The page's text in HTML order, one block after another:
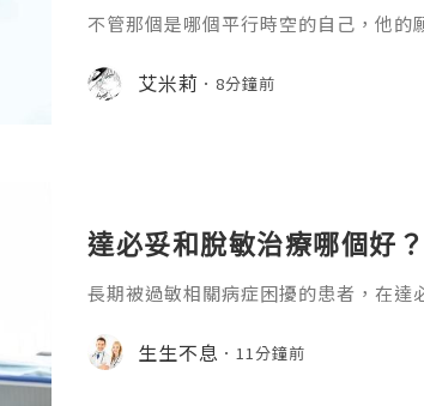
不管那個是哪個平行時空的自己，他的
艾米莉 8分鐘前
達必妥和脫敏治療哪個好
長期被過敏相關病症困擾的患者，在達
式，卻很少有回復寫清它們的核心差
通過分維度的清晰對比就能得到明確
生生不息 11分鐘前